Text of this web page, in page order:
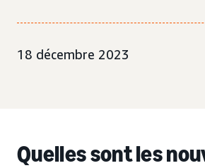
18 décembre 2023
Quelles sont les